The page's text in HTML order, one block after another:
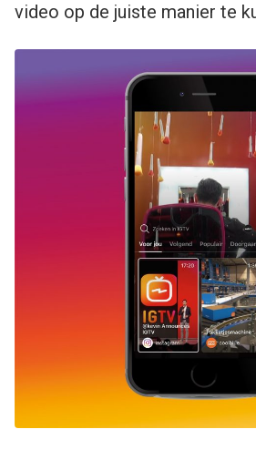
video op de juiste manier te